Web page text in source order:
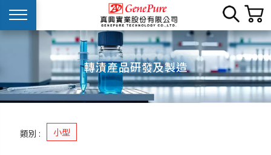
轉漬產品研發及製造
類別 : 小型